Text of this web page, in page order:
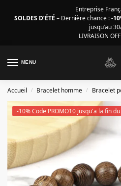
Entreprise
SOLDES D’ÉTÉ – Dernière chance :-
jusqu’au
LIVRAISON
MENU
Accueil / Bracelet homme / Bracelet
-10% Code PROMO10 jusqu'a la fin